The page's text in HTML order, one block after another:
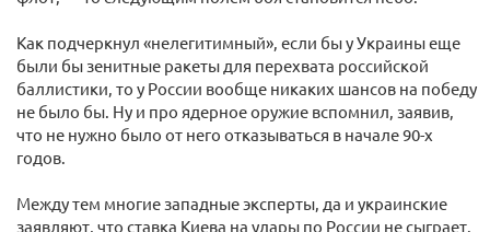
Как подчеркнул «нелегитимный», если бы у Украины еще
были бы зенитные ракеты для перехвата российской
баллистики, то у России вообще никаких шансов на победу
не было бы. Ну и про ядерное оружие вспомнил, заявив,
что не нужно было от него отказываться в начале 90-х
годов.
Между тем многие западные эксперты, да и украинские
заявляют, что ставка Киева на удары по России не сыграет.